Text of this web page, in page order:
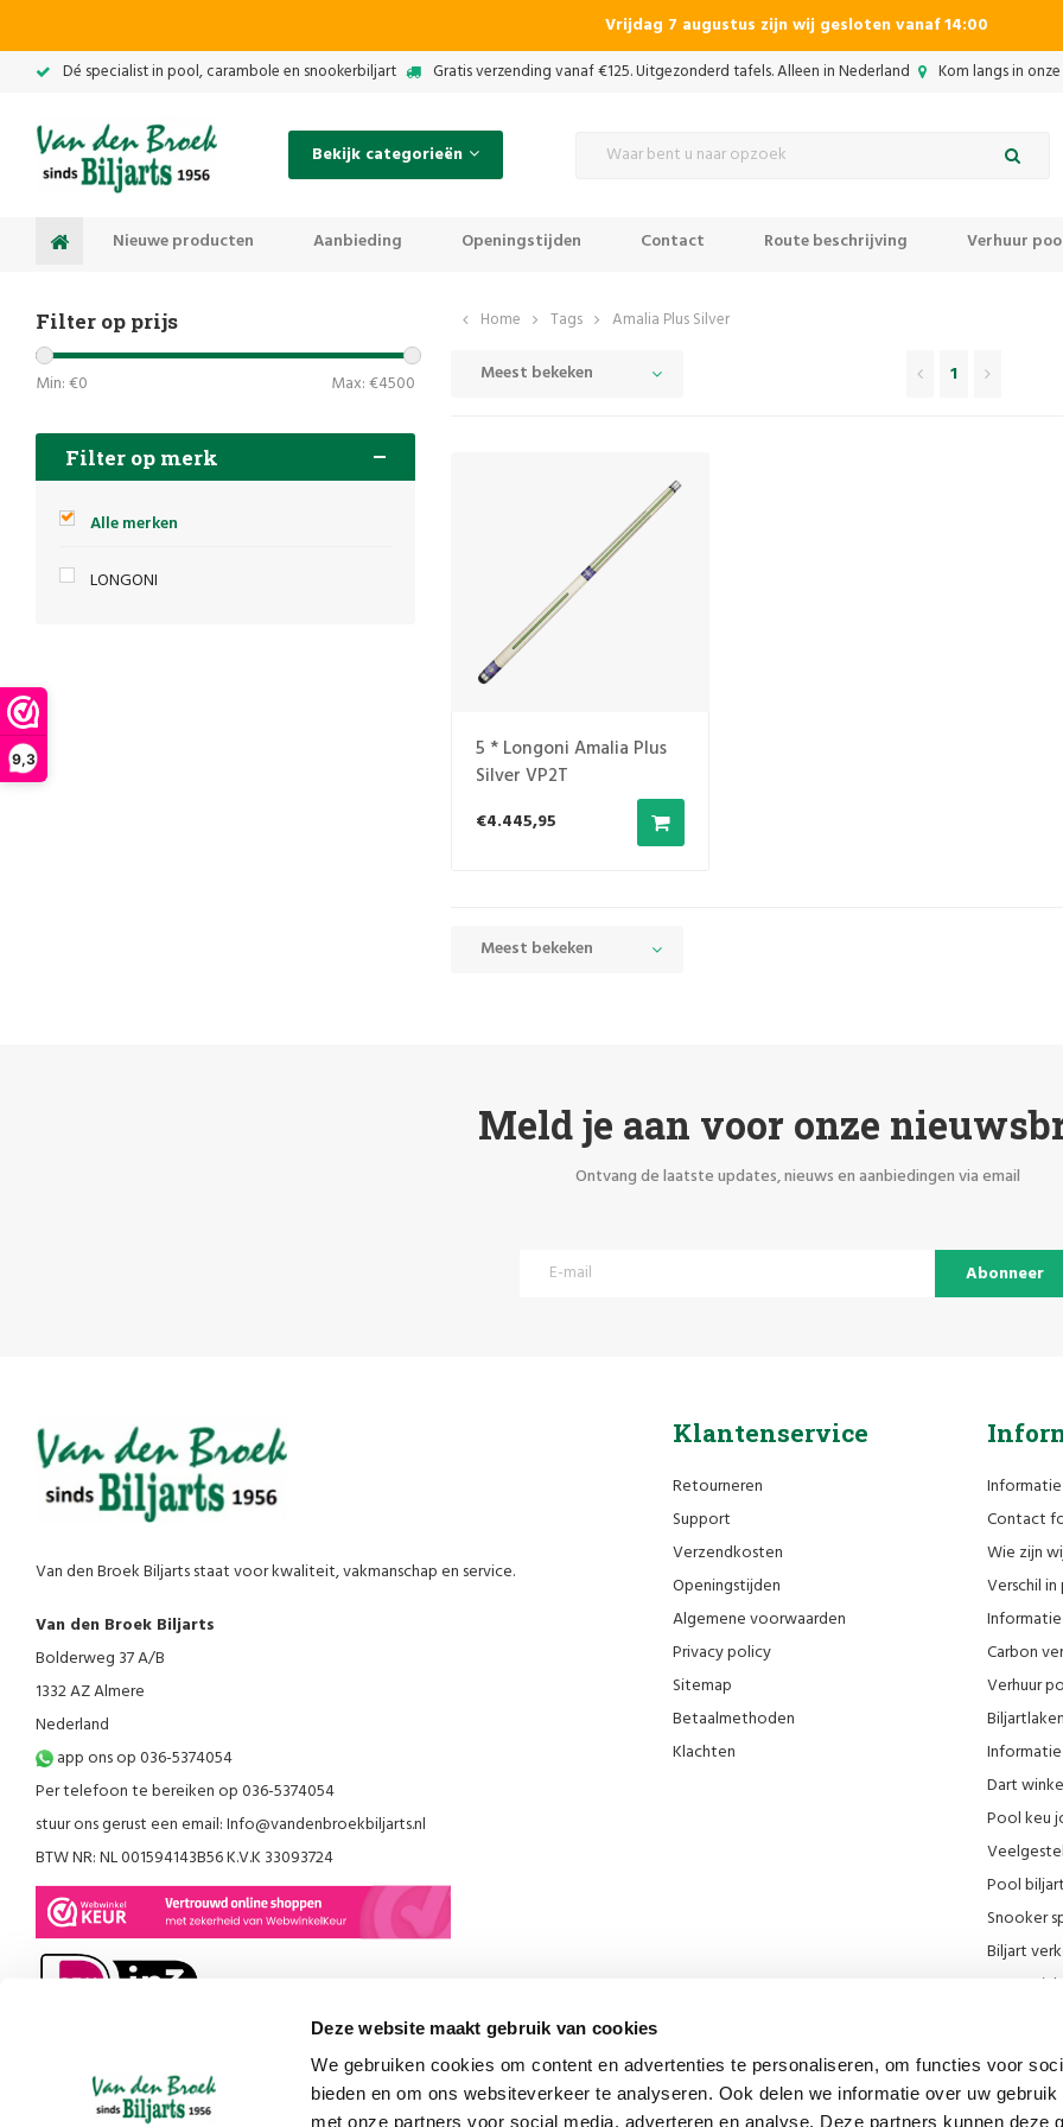
9,3
Deze website maakt gebruik van cookies
We gebruiken cookies om content en advertenties te personaliseren, om functies voor
bieden en om ons websiteverkeer te analyseren. Ook delen we informatie over uw
met onze partners voor social media, adverteren en analyse. Deze partners kunnen deze
Vrijdag 7 augustus zijn wij gesloten vanaf 14:00
Dé specialist in pool, carambole en snookerbiljart Gratis verzending vanaf €125. Uitgezonderd tafels. Alleen in Nederland Kom langs in
Bekijk categorieën
Nieuwe producten Aanbieding Openingstijden Contact Route beschrijving Verhuur
Filter op prijs
Min: €0 Max: €4500
Filter op merk
Alle merken
LONGONI
Home Tags Amalia Plus Silver
Meest bekeken 1
5 * Longoni Amalia Plus
Silver VP2T
€4.445,95
Meest bekeken
Meld je aan voor onze
Ontvang de laatste updates, nieuws en aanbiedingen via email
Abonneer
Van den Broek Biljarts staat voor kwaliteit, vakmanschap en service.
Van den Broek Biljarts
Bolderweg 37 A/B
1332 AZ Almere
Nederland
app ons op 036-5374054
Per telefoon te bereiken op 036-5374054
stuur ons gerust een email:Info@vandenbroekbiljarts.nl
BTW NR: NL 001594143B56 K.V.K 33093724
Klantenservice
Retourneren
Support
Verzendkosten
Openingstijden
Algemene voorwaarden
Privacy policy
Sitemap
Betaalmethoden
Klachten
Contact
Wie zijn
Verschil
Carbon
Verhuur
Dart
Pool keu
Pool
Snooker
Biljart
Onze
Blog
Biljart